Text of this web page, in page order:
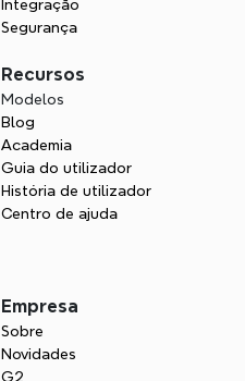
Integração
Segurança
Recursos
Modelos
Blog
Academia
Guia do utilizador
História de utilizador
Centro de ajuda
Empresa
Sobre
Novidades
G2